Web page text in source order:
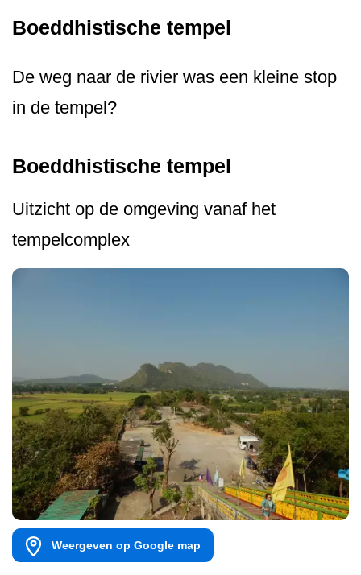
Boeddhistische tempel
De weg naar de rivier was een kleine stop
in de tempel?
Boeddhistische tempel
Uitzicht op de omgeving vanaf het
tempelcomplex
Weergeven op Google map